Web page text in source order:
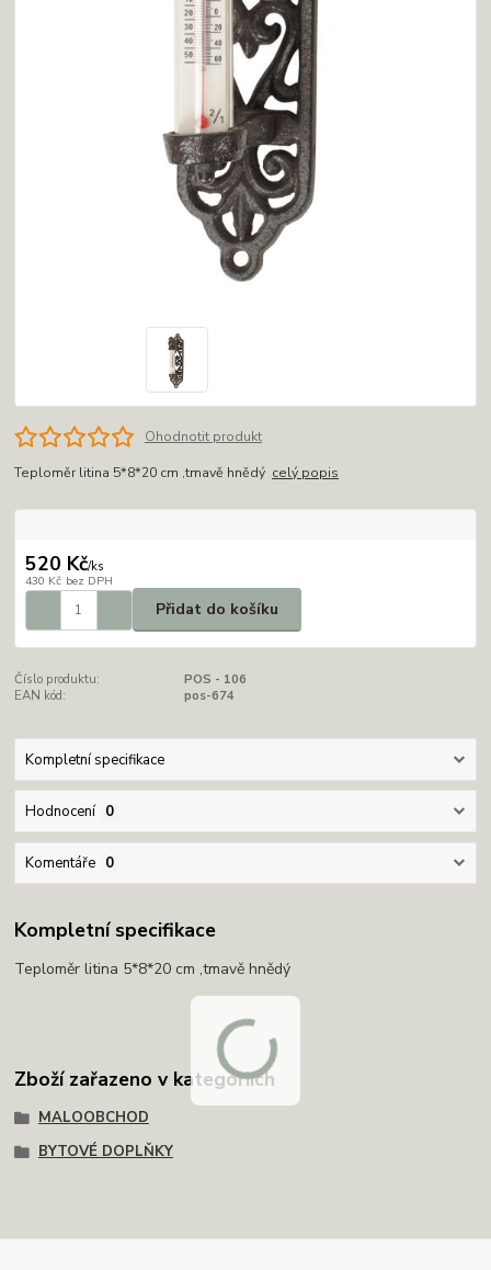
Ohodnotit produkt
Teploměr litina 5*8*20 cm ,tmavě hnědý celý popis
520 Kč/ks
430 Kč bez DPH
Přidat do košíku
Číslo produktu:
POS - 106
EAN kód:
pos-674
Kompletní specifikace
Hodnocení 0
Komentáře 0
Kompletní specifikace
Teploměr litina 5*8*20 cm ,tmavě hnědý
Zboží zařazeno v kategoriích
MALOOBCHOD
BYTOVÉ DOPLŇKY